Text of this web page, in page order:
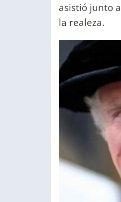
asistió junto
la realeza.